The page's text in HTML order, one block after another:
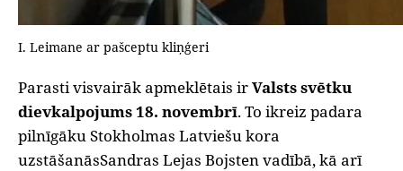
I. Leimane ar pašceptu kliņģeri
Parasti visvairāk apmeklētais irValsts svētku
dievkalpojums 18. novembrī. To ikreiz padara
pilnīgāku Stokholmas Latviešu kora
uzstāšanāsSandras Lejas Bojsten vadībā, kā arī